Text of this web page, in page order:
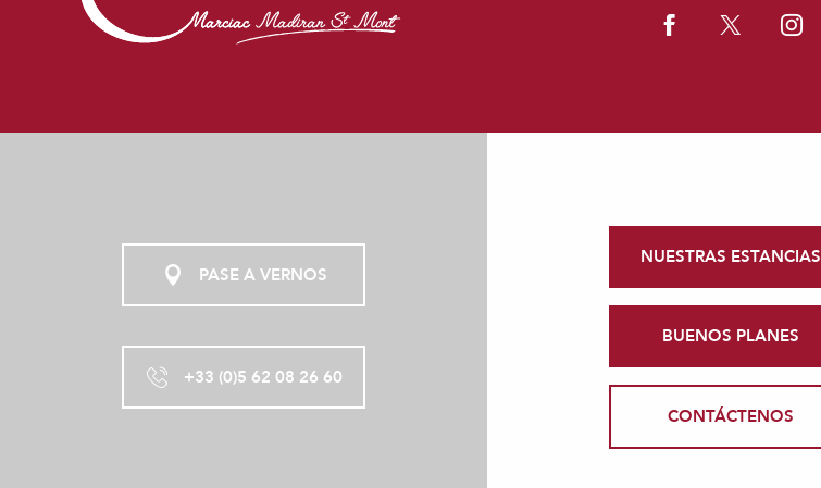
PASE A VERNOS
+33 (0)5 62 08 26 60
NUESTRAS ESTANCIAS
BUENOS PLANES
CONTÁCTENOS